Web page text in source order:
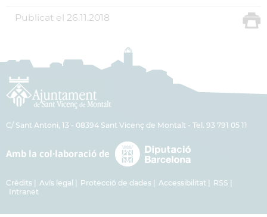
Publicat el 26.11.2018
C/ Sant Antoni, 13 - 08394 Sant Vicenç de Montalt - Tel. 93 791 05 11
Crèdits Avís legal Protecció de dades Accessibilitat
RSS
Intranet